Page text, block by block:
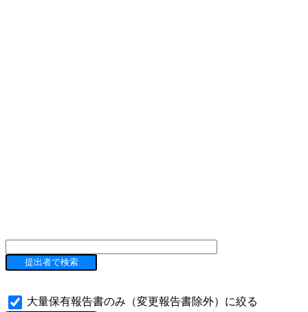
大量保有報告書のみ（変更報告書除外）に絞る